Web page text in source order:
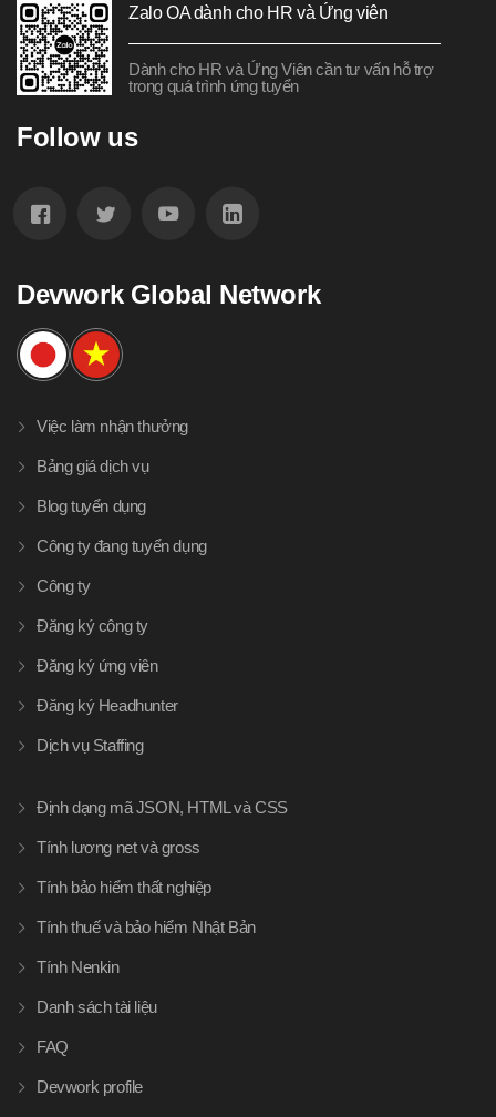
Zalo OA dành cho HR và Ứng viên
Dành cho HR và Ứng Viên cần tư vấn hỗ trợ
trong quá trình ứng tuyển
Follow us
Devwork Global Network
Việc làm nhận thưởng
Bảng giá dịch vụ
Blog tuyển dụng
Công ty đang tuyển dụng
Công ty
Đăng ký công ty
Đăng ký ứng viên
Đăng ký Headhunter
Dịch vụ Staffing
Định dạng mã JSON, HTML và CSS
Tính lương net và gross
Tính bảo hiểm thất nghiệp
Tính thuế và bảo hiểm Nhật Bản
Tính Nenkin
Danh sách tài liệu
FAQ
Devwork profile